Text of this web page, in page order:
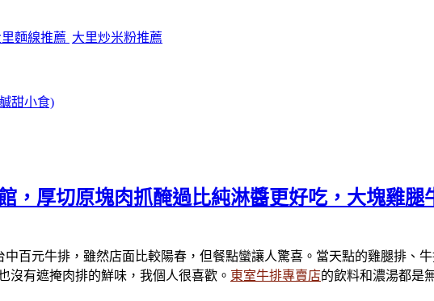
麵線推薦 大里炒米粉推薦
甜小食)
，厚切原塊肉抓醃過比純淋醬更好吃，大塊雞腿
中百元牛排，雖然店面比較陽春，但餐點蠻讓人驚喜。當天點的雞腿排、
沒有遮掩肉排的鮮味，我個人很喜歡。 東室牛排專賣店的飲料和濃湯都是